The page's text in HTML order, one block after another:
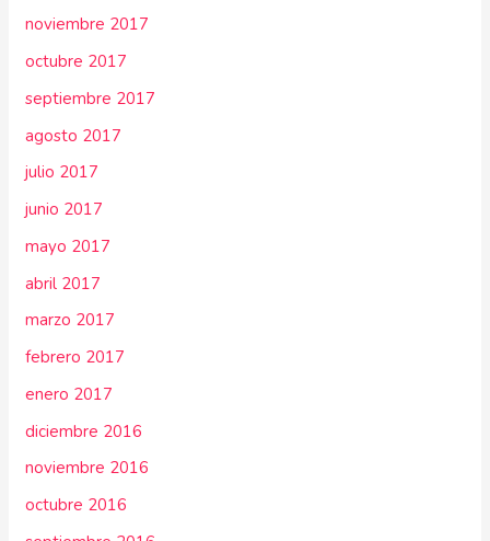
noviembre 2017
octubre 2017
septiembre 2017
agosto 2017
julio 2017
junio 2017
mayo 2017
abril 2017
marzo 2017
febrero 2017
enero 2017
diciembre 2016
noviembre 2016
octubre 2016